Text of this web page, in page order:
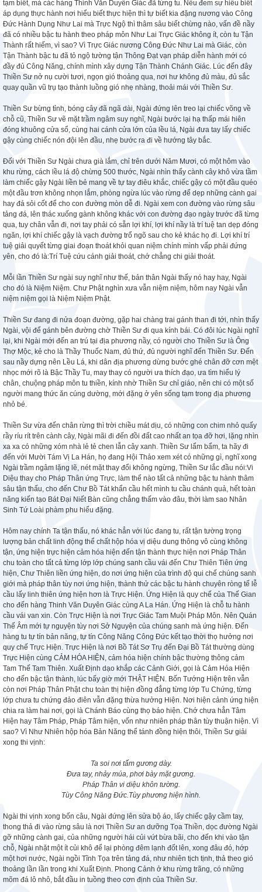
tạm biết, mà các hàng Thinh Văn Duyên Giác đã từng tu. Nếu đem sự hiểu biết
áp dụng thực hành nơi hiểu biết thực hiện thì tự biết kia đặng nương vào Công
Đức Hành Dụng Như Lai mà Trực Ngộ thì thâm sâu biết chừng nào, vấn đề nầy
đã có nhiều bậc tu hành theo pháp môn Như Lai Trực Giác không ít, còn tu Tận
Thành rất hiếm, vì sao? Vì Trực Giác nương Công Đức Như Lai mà Giác, còn
Tận Thành bậc tu đã tỏ ngộ tường tận Thông Đạt vạn pháp diễn hành mới có
đầy đủ Công Năng, chính mình xây dựng Tận Thành Chánh Giác. Lúc đến đây
Thiền Sư nở nụ cười tươi, ngọn gió thoảng qua, nơi hư không đủ màu, đủ sắc
quay quần vũ trụ tạo thành luồng gió nhẹ nhàng, thoải mái với Thiền Sư.
Thiền Sư bừng tỉnh, bóng cây đã ngã dài, Ngài đứng lên treo lại chiếc võng về
chỗ cũ, Thiền Sư vẽ mặt trầm ngâm suy nghĩ, Ngài bước lại hạ thấp mái hiên
đóng khuông cửa sổ, cùng hai cánh cửa lớn của lều lá, Ngài đưa tay lấy chiếc
gậy cùng chiếc nón đội lên đầu, nhẹ bước ra đi về hướng tây bắc.
Đối với Thiền Sư Ngài chưa già lắm, chỉ trên dưới Năm Mươi, có một hôm vào
khu rừng, cách lều lá độ chừng 500 thước, Ngài nhìn thấy cành cây khô vừa tầm
làm chiếc gậy Ngài liền bẻ mang về tự tay điêu khắc, chiếc gậy có một đầu quéo
một đầu trơn không nhọn lắm, phòng ngừa lúc vào rừng để dẹp những cành gai
hay đá sỏi cốt để cho con đường mòn dễ đi. Ngài xem con đường vào rừng sâu
tảng đá, lên thác xuống gành không khác với con đường đạo ngày trước đã từng
qua, tuy chân vẫn đi, nơi tay phải có sẵn lợi khí, lợi khí nầy là trí tuệ tan dẹp đóng
ngăn, lợi khí chiếc gậy là vạch đường trổ ngõ sau cho kẻ khác họ đi. Lợi khí trí
tuệ giải quyết từng giai đoạn thoát khỏi quan niệm chính mình vấp phải đứng
yên, cho đó là:Trí Tuệ cứu cánh giải thoát, chớ chẳng chi giải thoát.
Mỗi lần Thiền Sư ngài suy nghĩ như thế, bản thân Ngài thấy nó hay hay, Ngài
cho đó là Niệm Niệm. Chư Phật nghìn xưa vẫn niệm niệm, hôm nay Ngài vẫn
niệm niệm gọi là Niệm Niệm Phật.
Thiền Sư đang đi nửa đoạn đường, gặp hai chàng trai gánh than đi tới, nhìn thấy
Ngài, vội để gánh bên đường chờ Thiền Sư đi qua kính bái. Có đôi lúc Ngài nghĩ
lại, khi Ngài mới đến an trú tại địa phương nầy, có người cho Thiền Sư là Ông
Thợ Mộc, kẻ cho là Thầy Thuốc Nam, đủ thứ, đủ người nghĩ đến Thiền Sư. Đến
sau nầy dựng nên Lều Lá, khi dân địa phương dừng bước ghé chân đỡ cơn mệt
nhọc mới rõ là Bậc Thầy Tu, may thay có người ưa thích đạo, ưa tìm hiểu lý
chân, chuộng pháp môn tu thiền, kính nhờ Thiền Sư chỉ giáo, nên chi có một số
người mang thức ăn cúng dường, mới đặng ở yên sống tạm trong địa phương
nhỏ bé.
Thiền Sư vừa đến chân rừng thì trời chiều mát dịu, có những con chim nhỏ quấy
rầy ríu rít trên cành cây, Ngài mãi đi đến đồi đất cao nhất an tọa đỡ hơi, lặng nhìn
xa xa có những xóm nhà lẻ tẻ chen lẫn cây xanh. Thiền Sư lẩm bẩm, ta hãy đi
đến với Mười Tám Vị La Hán, họ đang Hội Thảo xem xét có những gì, nghĩ xong
Ngài trầm ngâm lặng lẽ, nét mặt thay đổi không ngừng, Thiền Sư lắc đầu nói:Vi
Diệu thay cho Pháp Thân ứng Trực, làm thế nào tất cả những bậc tu hành thâm
sâu tận thấu, cho đến Chư Bồ Tát khẩn cầu hết mình tu cầu chánh quả, hết toàn
năng kiến tạo Bát Đại Niết Bàn cũng chẳng thấm vào đâu, thời làm sao Nhân
Sinh Tứ Loài phàm phu hiểu đặng.
Hôm nay chính Ta tận thấu, nó khác hẳn với lúc đang tu, rất tận tường trọng
lượng bản chất linh động thể chất hộp hóa vị diệu dung thông vô cùng không
tận, ứng hiện trực hiện cảm hóa hiện đến tận thành thực hiện nơi Pháp Thân
chu toàn cho tất cả từng lớp lớp chúng sanh cầu vái đến Chư Thiên Tiên ứng
hiện, Chư Thiên liền ứng hiện, do nơi ứng hiện của trình độ qui chế chúng sanh
giới mà pháp thân tùy nơi ứng hiện, thành thử các bậc tu hành chuyên ròng tế lễ
cầu lấy linh thiên ứng hiện hơn là Trực Hiện. Ứng Hiện là quy chế của Thế Gian
cho đến hàng Thinh Văn Duyên Giác cùng A La Hán. Ứng Hiện là chỗ tu hành
cầu vái van xin. Còn Trực Hiện là nơi Trực Giác Tam Muội Pháp Môn. Nên Quán
Thế Âm mới tự nguyện tùy nơi Sở Nguyện của chúng sanh mà ứng hiện. Đến
hàng tu tự tín bản năng, tự tín Công Năng Công Đức kết tạo thời thọ hưởng nơi
quy chế Trực Hiện. Trực Hiện là nơi Bồ Tát Sơ Trụ đến Đại Bồ Tát thường dùng
Trực Hiện cùng CẢM HÓA HIỆN, cảm hóa hiện chính bậc thường thông cảm
Tam Thế Tam Thiên. Xuất Định dạo khắp các Cảnh Giới, gọi là Cảm Hóa Hiện
cho đến bậc tận thành, lúc bấy giờ mới THẬT HIỆN. Bốn Tướng Hiện trên vẫn
còn nơi Pháp Thân Phật chu toàn thị hiện đồng đẳng từng lớp Tu Chứng, từng
lớp chưa tu chứng đảo điên vẫn đặng thừa hưởng Hiện. Nơi hiện cảnh ứng hiện
chia ra làm hai nơi, gọi là Chánh Báo cùng thọ báo hiện. Chớ chưa hẳn Tâm
Hiện hay Tâm Pháp, Pháp Tâm hiện, vốn như nhiên pháp thân tùy thuận hiện. Vì
sao? Vì Như Nhiên hộp hóa Bản Năng thể tánh đồng hiện thôi, Thiền Sư giải
xong thi vịnh:
Ta soi nơi tấm gương dày.
Đưa tay, nhảy múa, phơi bày mặt gương.
Pháp Thân vi diệu khôn tường.
Tùy Công Năng Đức.Tùy phương hiện hình.
Ngài thi vịnh xong bốn câu, Ngài đứng lên sửa bộ áo, lấy chiếc gậy cầm tay,
thong thả đi vào rừng sâu là nơi Thiền Sư an dưỡng Tọa Thiền, dọc đường Ngài
gỡ những cành gai, của những người hái củi vứt bừa bãi, cho đến khi vào tận
chỗ, Ngài nhặt một ít củi khô để lại phòng đêm lạnh đốt lên, xong đâu đó, hớp
một hơi nước, Ngài ngồi Tĩnh Tọa trên tảng đá, như nhiên tịch tịnh, thả theo gió
thoảng lần lần trong khi Xuất Định. Phong Cảnh ở khu rừng trãng, có những
mõm đá lô nhô, bắt đầu in tuồng theo cơn định của Thiền Sư.